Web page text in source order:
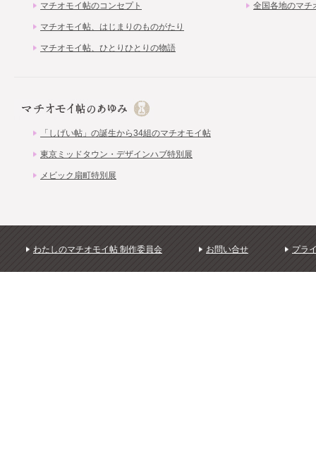
マチオモイ帖のコンセプト
マチオモイ帖、はじまりのものがたり
マチオモイ帖、ひとりひとりの物語
全国各地のマチ
「しげい帖」の誕生から34組のマチオモイ帖
東京ミッドタウン・デザインハブ特別展
メビック扇町特別展
わたしのマチオモイ帖 制作委員会 お問い合せ プラ